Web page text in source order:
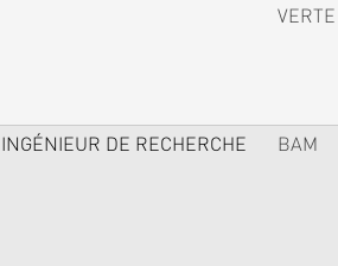
VERTE
INGÉNIEUR DE RECHERCHE BAM